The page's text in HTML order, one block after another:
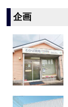
企画